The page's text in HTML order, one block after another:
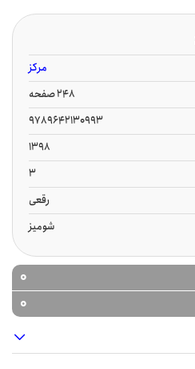
مرکز
248 صفحه
9789642130993
1398
3
رقعی
شومیز
0
0